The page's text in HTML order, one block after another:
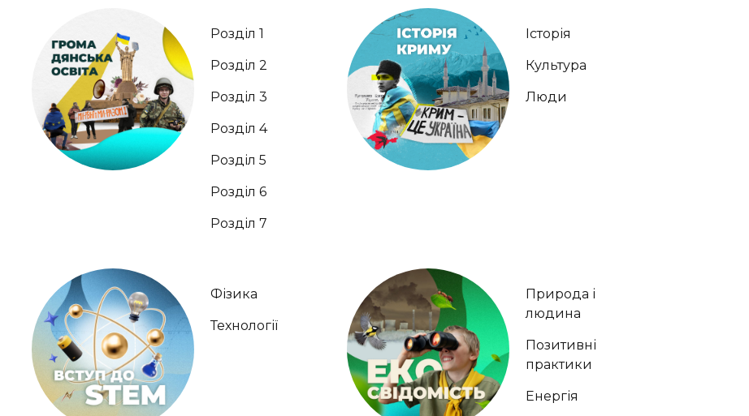
Розділ 1
Розділ 2
Розділ 3
Розділ 4
Розділ 5
Розділ 6
Розділ 7
Історія
Культура
Люди
Фізика
Технології
Природа і
людина
Позитивні
практики
Енергія